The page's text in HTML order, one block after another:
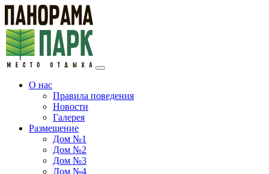
О нас
Правила поведения
Новости
Галерея
Размещение
Дом №1
Дом №2
Дом №3
Дом №4